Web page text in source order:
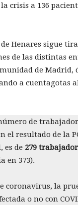
crisis a 136
Henares sigue
de las distintas
de Madrid,
a cuentagotas
de
el resultado de la
es de 279
en 373).
la
o no con